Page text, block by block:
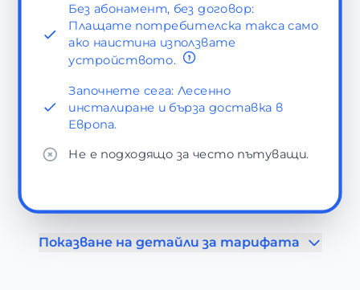
Без абонамент, без договор:
Плащате потребителска такса само
ако наистина използвате
устройството.
Започнете сега: Лесенно
инсталиране и бърза доставка в
Европа.
Не е подходящо за често пътуващи.
Показване на детайли за тарифата